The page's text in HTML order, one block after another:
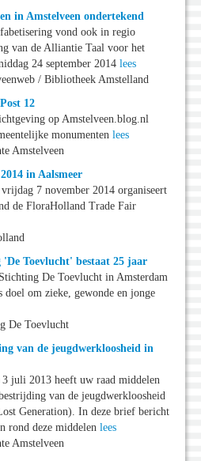
in Amstelveen ondertekend
vond ook in regio
van de Alliantie Taal voor het
24 september 2014 lees
/ Bibliotheek Amstelland
12
op Amstelveen.blog.nl
monumenten lees
Amstelveen
in Aalsmeer
7 november 2014 organiseert
de FloraHolland Trade Fair
'De Toevlucht' bestaat 25 jaar
De Toevlucht in Amsterdam
om zieke, gewonde en jonge
De Toevlucht
van de jeugdwerkloosheid in
3 juli 2013 heeft uw raad middelen
van de jeugdwerkloosheid
Generation). In deze brief bericht
rond deze middelen lees
Amstelveen